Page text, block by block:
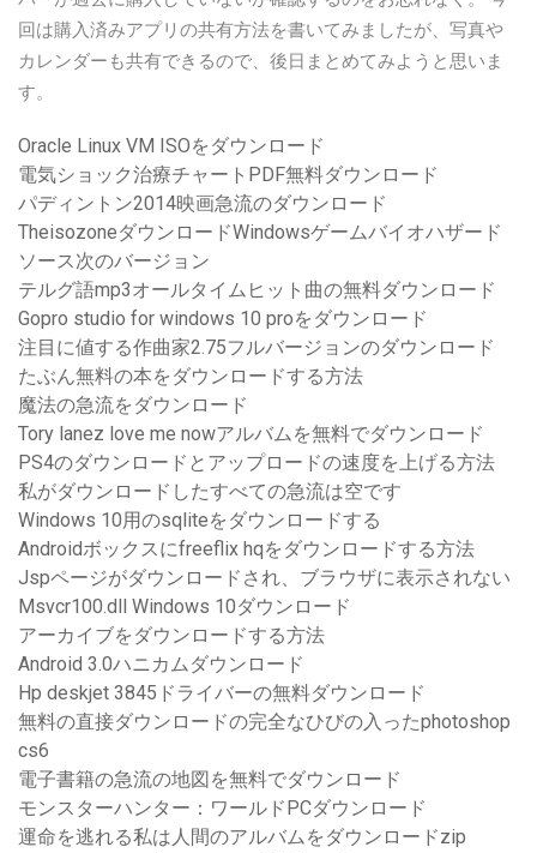
回は購入済みアプリの共有方法を書いてみましたが、写真や
カレンダーも共有できるので、後日まとめてみようと思いま
す。
Oracle Linux VM ISOをダウンロード
電気ショック治療チャートPDF無料ダウンロード
パディントン2014映画急流のダウンロード
TheisozoneダウンロードWindowsゲームバイオハザード
ソース次のバージョン
テルグ語mp3オールタイムヒット曲の無料ダウンロード
Gopro studio for windows 10 proをダウンロード
注目に値する作曲家2.75フルバージョンのダウンロード
たぶん無料の本をダウンロードする方法
魔法の急流をダウンロード
Tory lanez love me nowアルバムを無料でダウンロード
PS4のダウンロードとアップロードの速度を上げる方法
私がダウンロードしたすべての急流は空です
Windows 10用のsqliteをダウンロードする
Androidボックスにfreeflix hqをダウンロードする方法
Jspページがダウンロードされ、ブラウザに表示されない
Msvcr100.dll Windows 10ダウンロード
アーカイブをダウンロードする方法
Android 3.0ハニカムダウンロード
Hp deskjet 3845ドライバーの無料ダウンロード
無料の直接ダウンロードの完全なひびの入ったphotoshop
cs6
電子書籍の急流の地図を無料でダウンロード
モンスターハンター：ワールドPCダウンロード
運命を逃れる私は人間のアルバムをダウンロードzip